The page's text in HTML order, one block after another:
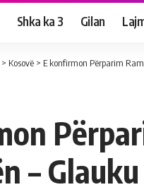
Shka ka 3 Gilan
> Kosovë > E konfirmon Përparim
–